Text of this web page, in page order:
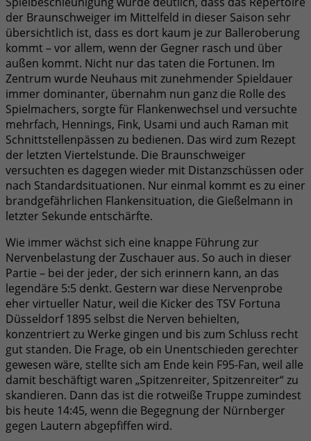
der Braunschweiger im Mittelfeld in dieser Saison sehr
übersichtlich ist, dass es dort kaum je zur Balleroberung
kommt – vor allem, wenn der Gegner rasch und über
außen kommt. Nicht nur das taten die Fortunen. Im
Zentrum wurde Neuhaus mit zunehmender Spieldauer
immer dominanter, übernahm nun ganz die Rolle des
Spielmachers, sorgte für Flankenwechsel und versuchte
mehrfach, Hennings, Fink, Usami und auch Raman mit
Schnittstellenpässen zu bedienen. Das wird zum Rezept
der letzten Viertelstunde. Die Braunschweiger
versuchten es dagegen wieder mit Distanzschüssen oder
nach Standardsituationen. Nur einmal kommt es zu einer
brandgefährlichen Flankensituation, die Gießelmann in
letzter Sekunde entschärfte.
Wie immer wächst sich eine knappe Führung zur
Nervenbelastung der Zuschauer aus. So auch in dieser
Partie – bei der jeder, der sich erinnern kann, an das
legendäre 5:5 denkt. Gestern war diese Nervenprobe
eher virtueller Natur, weil die Kicker des TSV Fortuna
Düsseldorf 1895 selbst die Nerven behielten,
konzentriert zu Werke gingen und bis zum Schluss recht
gut standen. Die Frage, ob ein Unentschieden gerechter
gewesen wäre, stellte sich am Ende kein F95-Fan, weil alle
damit beschäftigt waren „Spitzenreiter, Spitzenreiter“ zu
skandieren. Dann das ist die rotweiße Truppe zumindest
bis heute 14:45, wenn die Begegnung der Nürnberger
gegen Lautern abgepfiffen wird.